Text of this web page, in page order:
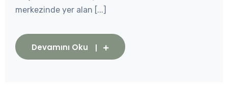
merkezinde yer alan [...]
Devamını Oku